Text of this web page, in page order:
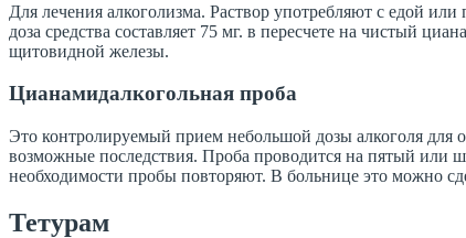
Для лечения алкоголизма. Раствор употребляют с едой
доза средства составляет 75 мг. в пересчете на чистый
щитовидной железы.
Цианамидалкогольная проба
Это контролируемый прием небольшой дозы алкоголя для
возможные последствия. Проба проводится на пятый или
необходимости пробы повторяют. В больнице это можно
Тетурам